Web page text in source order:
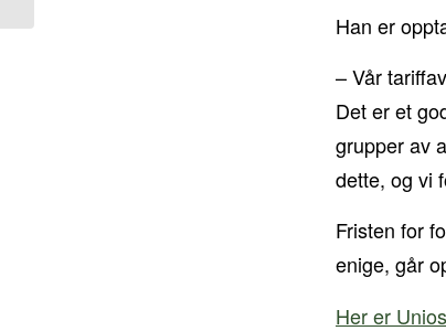
Han er
– Vår
Det er et
grupper av
dette, og vi
Fristen for
enige, går
Her er